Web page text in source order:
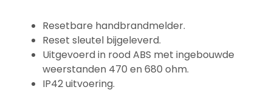
Resetbare handbrandmelder.
Reset sleutel bijgeleverd.
Uitgevoerd in rood ABS met ingebouwde
weerstanden 470 en 680 ohm.
IP42 uitvoering.